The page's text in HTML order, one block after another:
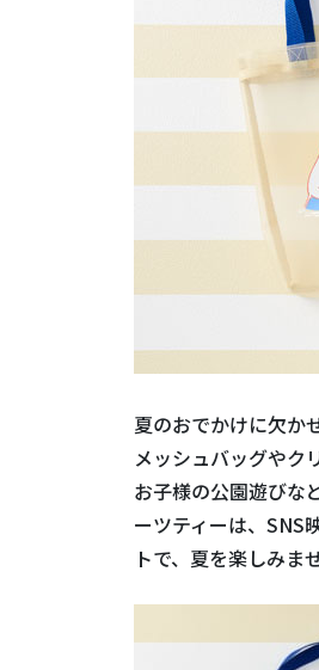
夏のおでかけに欠か
メッシュバッグやク
お子様の公園遊びな
ーツティーは、SNS
トで、夏を楽しみま